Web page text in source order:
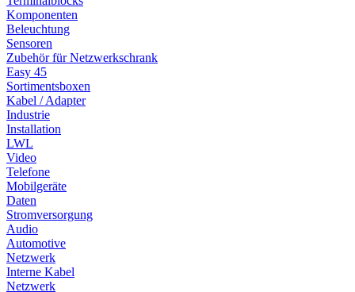
Komponenten
Beleuchtung
Sensoren
Zubehör für Netzwerkschrank
Easy 45
Sortimentsboxen
Kabel / Adapter
Industrie
Installation
LWL
Video
Telefone
Mobilgeräte
Daten
Stromversorgung
Audio
Automotive
Netzwerk
Interne Kabel
Netzwerk